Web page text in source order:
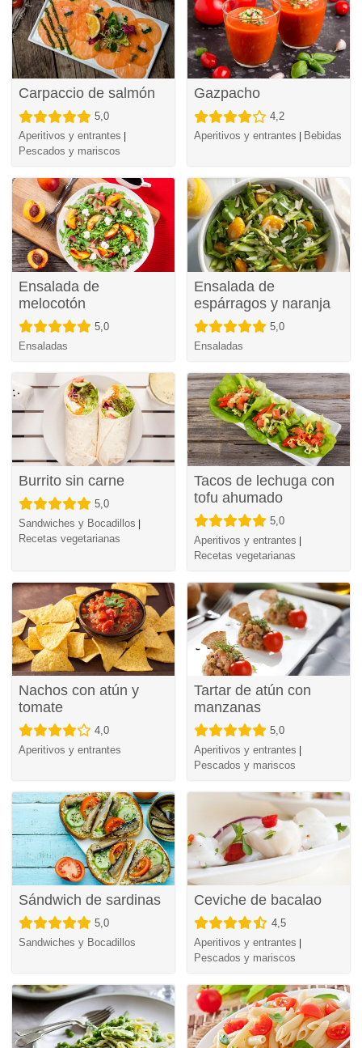
Carpaccio de salmón
5,0
Aperitivos y entrantes
Pescados y mariscos
Gazpacho
4,2
Aperitivos y entrantes
Bebidas
Ensalada de
melocotón
5,0
Ensaladas
Ensalada de
espárragos y naranja
5,0
Ensaladas
Burrito sin carne
5,0
Sandwiches y Bocadillos |
Recetas vegetarianas
Tacos de lechuga con
tofu ahumado
5,0
Aperitivos y entrantes |
Recetas vegetarianas
Nachos con atún y
tomate
4,0
Aperitivos y entrantes
Tartar de atún con
manzanas
5,0
Aperitivos y entrantes |
Pescados y mariscos
Sándwich de sardinas
5,0
Sandwiches y Bocadillos
Ceviche de bacalao
4,5
Aperitivos y entrantes |
Pescados y mariscos